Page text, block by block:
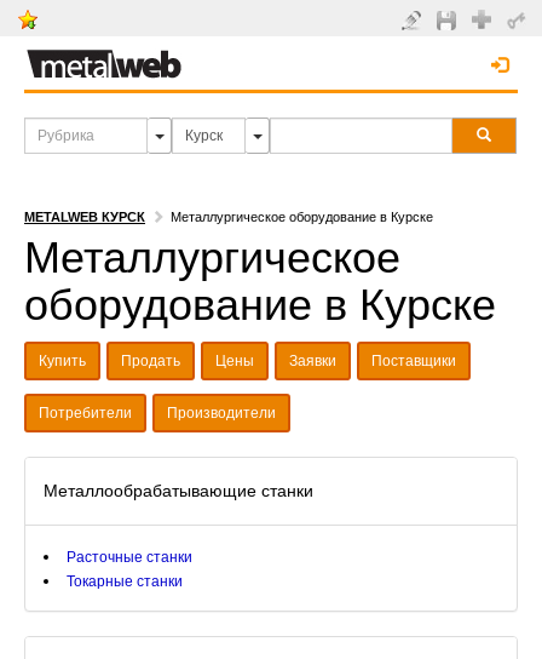
METALWEB КУРСК Металлургическое оборудование в Курске
Металлургическое
оборудование в Курске
Купить Продать Цены Заявки Поставщики
Потребители Производители
Металлообрабатывающие станки
Расточные станки
Токарные станки